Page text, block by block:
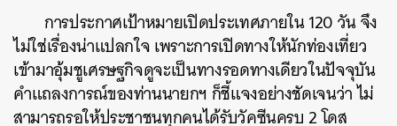
การประกาศเป้าหมายเปิดประเทศภายใน 120 วัน จึง
ไม่ใช่เรื่องน่าแปลกใจ เพราะการเปิดทางให้นักท่องเที่ยว
เข้ามาอุ้มชูเศรษฐกิจดูจะเป็นทางรอดทางเดียวในปัจจุบัน
คำแถลงการณ์ของท่านนายกฯ ก็ชี้แจงอย่างชัดเจนว่า ไม่
สามารถรอให้ประชาชนทุกคนได้รับวัคซีนครบ 2 โดส